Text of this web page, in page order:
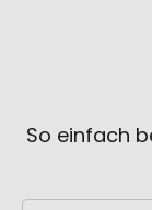
So einfach